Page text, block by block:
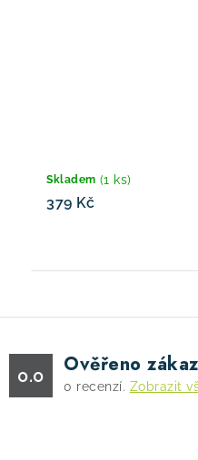
Skladem (1 ks)
379 Kč
0.0 Ověřeno
0 recenzí. Zobrazit